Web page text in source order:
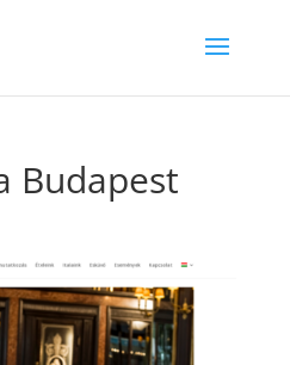
Budapest